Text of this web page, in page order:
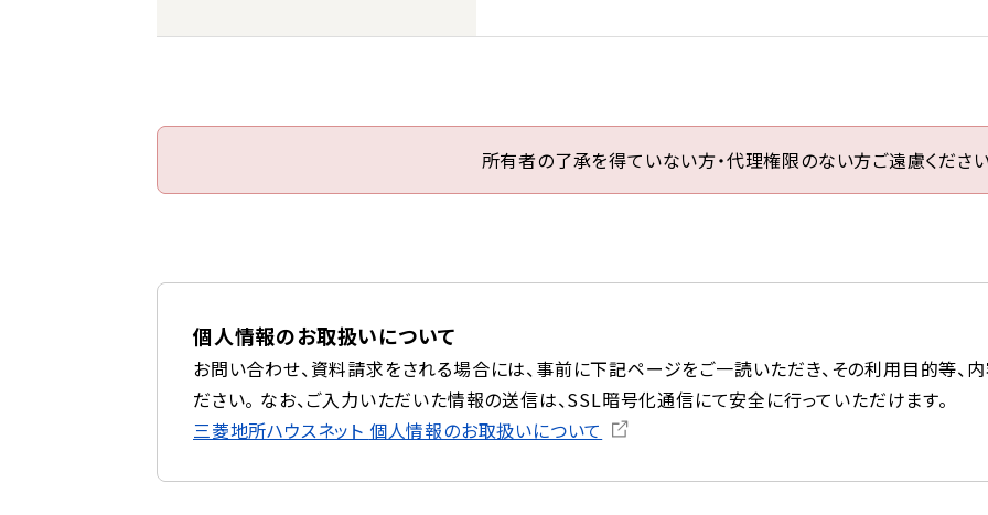
所有者の了承を得ていない方・代理権限のない方ご遠慮くださ
個人情報のお取扱いについて
お問い合わせ、資料請求をされる場合には、事前に下記ページをご一読いただき、その利用目的等、
ださい。 なお、ご入力いただいた情報の送信は、SSL暗号化通信にて安全に行っていただけます。
三菱地所ハウスネット 個人情報のお取扱いについて